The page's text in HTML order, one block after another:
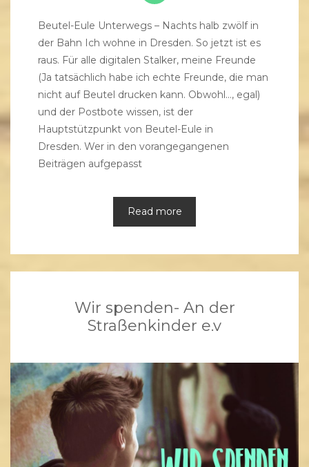
Beutel-Eule Unterwegs – Nachts halb zwölf in
der Bahn Ich wohne in Dresden. So jetzt ist es
raus. Für alle digitalen Stalker, meine Freunde
(Ja tatsächlich habe ich echte Freunde, die man
nicht auf Beutel drucken kann. Obwohl…, egal)
und der Postbote wissen, ist der
Hauptstützpunkt von Beutel-Eule in
Dresden. Wer in den vorangegangenen
Beiträgen aufgepasst
Read more
Wir spenden- An der
Straßenkinder e.v